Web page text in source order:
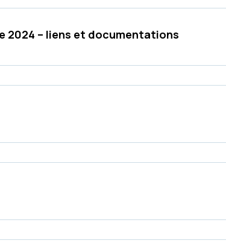
2024 – liens et documentations